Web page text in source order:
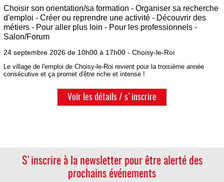
Choisir son orientation/sa formation - Organiser sa recherche
d'emploi - Créer ou reprendre une activité - Découvrir des
métiers - Pour aller plus loin - Pour les professionnels -
Salon/Forum
24 septembre 2026 de 10h00 à 17h00 - Choisy-le-Roi
Le village de l'emploi de Choisy-le-Roi revient pour la troisième année
consécutive et ça promet d'être riche et intense !
Voir les détails / s'inscrire
S'inscrire à la newsletter pour être alerté des
prochains événements